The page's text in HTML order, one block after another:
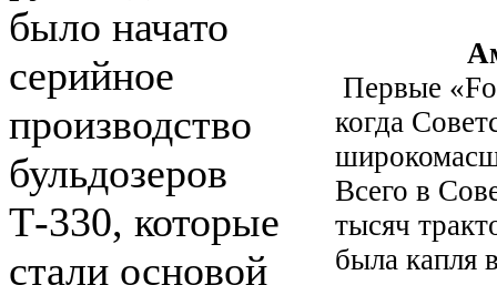
было начато
серийное
производство
бульдозеров
Т-330, которые
стали основой
Первые
когда
Всего в
тысяч
была капля